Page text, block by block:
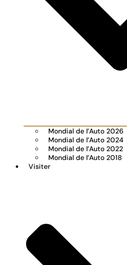
Mondial de l’Auto 2026
Mondial de l’Auto 2024
Mondial de l’Auto 2022
Mondial de l’Auto 2018
Visiter